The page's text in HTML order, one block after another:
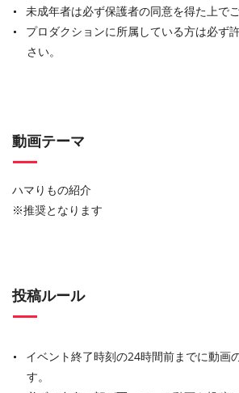
未成年者は必ず保護者の同意を得た上で
プロダクションに所属している方は必ず
さい。
動画テーマ
ハマりもの紹介
※推奨となります
投稿ルール
イベント終了時刻の24時間前までに動画
す。